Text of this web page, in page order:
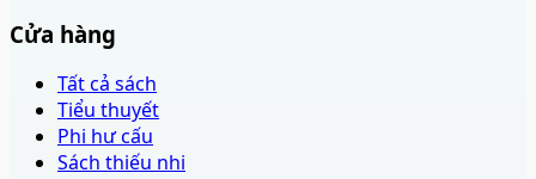
Cửa hàng
Tất cả sách
Tiểu thuyết
Phi hư cấu
Sách thiếu nhi